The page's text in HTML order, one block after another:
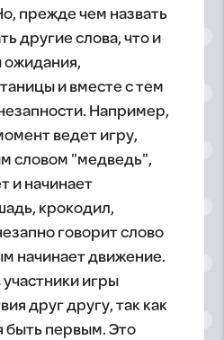
прежде чем назвать
другие слова, что и
ожидания,
и вместе с тем
Например,
ведет игру,
словом "медведь",
и начинает
крокодил,
говорит слово
начинает движение.
игры
друг другу, так как
быть первым. Это